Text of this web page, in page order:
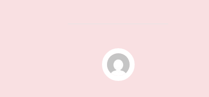
AUTORE DELL'ARTICOLO